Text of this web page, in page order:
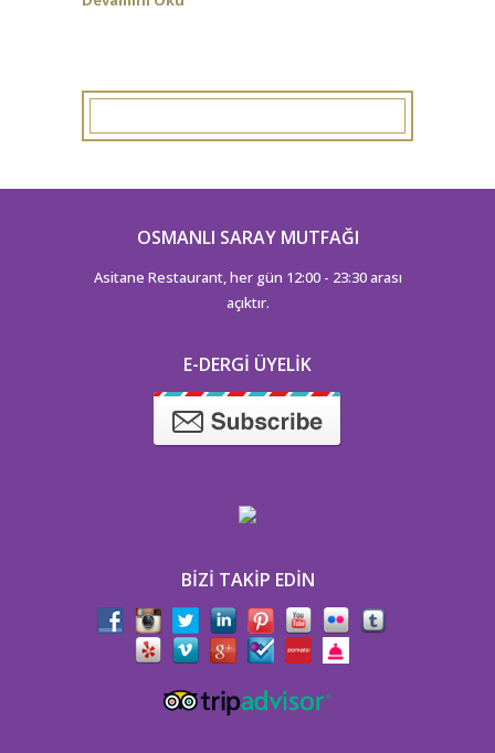
OSMANLI SARAY MUTFAĞI
Asitane Restaurant, her gün 12:00 - 23:30 arası
açıktır.
E-DERGI ÜYELIK
BIZI TAKIP EDIN